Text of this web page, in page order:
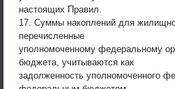
настоящих Правил.
17. Суммы накоплений для
перечисленные
уполномоченному федеральному
бюджета, учитываются как
задолженность уполномоченного